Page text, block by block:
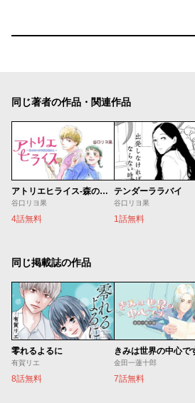
同じ著者の作品・関連作品
アトリエヒライス‐森のちいさな指輪屋さん‐
谷口リヨ果
4話無料
テンダーララバイ
谷口リヨ果
1話無料
同じ掲載誌の作品
零れるよるに
有賀リエ
8話無料
きみは世界の中心で
金田一蓮十郎
7話無料